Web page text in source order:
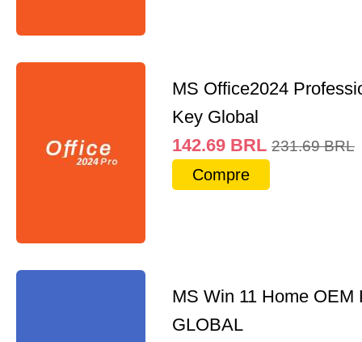
MS Office2024
Key Global
142.69 BRL 231.69 BRL
Compre
MS Win 11 Home OEM
GLOBAL